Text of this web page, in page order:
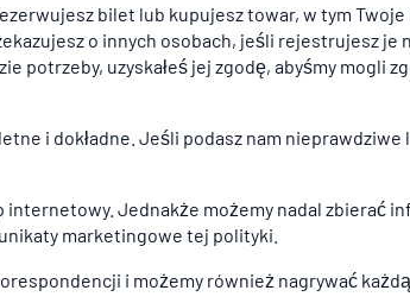
bilet lub kupujesz towar, w tym
o innych osobach, jeśli rejestrujesz je
uzyskałeś jej zgodę, abyśmy mogli
i dokładne. Jeśli podasz nam nieprawdziwe
Jednakże możemy nadal zbierać
marketingowe tej polityki.
i możemy również nagrywać